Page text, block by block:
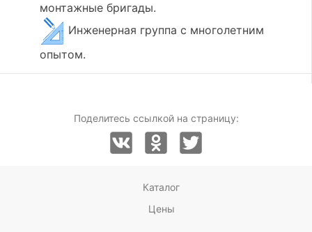
монтажные бригады.
Инженерная группа с многолетним
опытом.
Поделитесь ссылкой на страницу:
Каталог
Цены